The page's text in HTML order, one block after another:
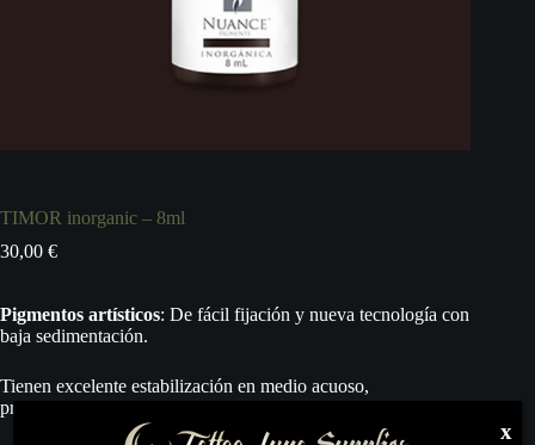
TIMOR inorganic – 8ml
30,00 €
Pigmentos artísticos: De fácil fijación y nueva tecnología con
baja sedimentación.
Tienen excelente estabilización en medio acuoso,
proporcionando mayor nivel de intensidad.
x